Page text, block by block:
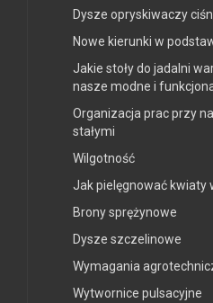
Dysze opryskiwaczy
Nowe kierunki w
Jakie stoły do jadalni
nasze modne i
Organizacja prac przy
stałymi
Wilgotność
Jak pielęgnować kwiaty
Brony sprężynowe
Dysze szczelinowe
Wymagania
Wytwornice pulsacyjne